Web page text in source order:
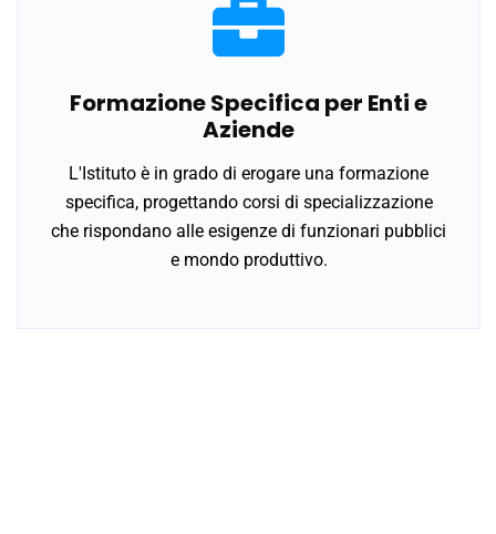
Formazione Specifica per Enti e
Aziende
L'Istituto è in grado di erogare una formazione
specifica, progettando corsi di specializzazione
che rispondano alle esigenze di funzionari pubblici
e mondo produttivo.